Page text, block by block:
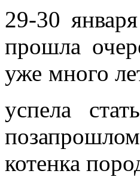
29-30
прошла
уже много
успела
котенка